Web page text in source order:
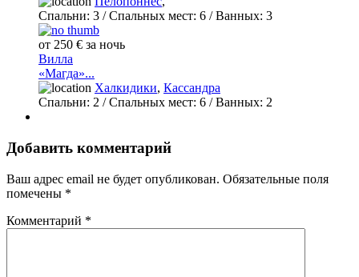
Спальни: 3 / Спальных мест: 6 /Ванных: 3
от 250 € за ночь
Вилла
«Магда»...
Халкидики, Кассандра
Спальни: 2 / Спальных мест: 6 /Ванных: 2
Добавить комментарий
Ваш адрес email не будет опубликован. Обязательные поля
помечены *
Комментарий *